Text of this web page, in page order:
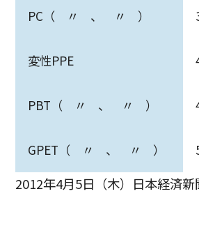
PC（ 〃 、 〃 ）
変性PPE
PBT（ 〃 、 〃 ）
GPET（ 〃 、 〃 ）
2012年4月5日（木）日本経済新